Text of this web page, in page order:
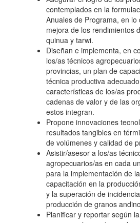
contemplados en la
Anuales de Programa, en
mejora de los rendimientos
quinua y tarwi.
Diseñan e implementa, en
los/as técnicos
provincias, un plan de
técnica productiva
características de los/as
cadenas de valor y de las
estos integran.
Propone innovaciones
resultados tangibles en
de volúmenes y calidad de
Asistir/asesor a los/as
agropecuarios/as en cada
para la implementación de
capacitación en la
y la superación de
producción de granos
Planificar y reportar según